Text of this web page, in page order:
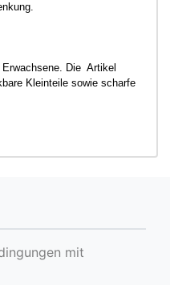
Die Artikel
Kleinteile sowie scharfe
mit